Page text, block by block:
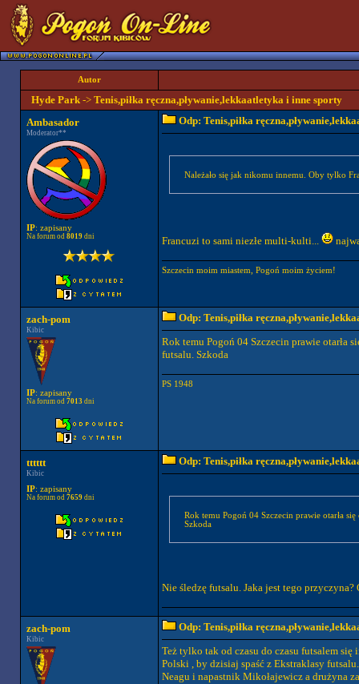
Autor
Hyde Park-> Tenis,piłka ręczna,pływanie,lekkaatletyka i inne sporty
Ambasador
Moderator**
IP: zapisany
Na forum od 8019dni
Odp: Tenis,piłka
Należało się jak nikomu innemu. Oby tylko
Francuzi to sami niezłe multi-kulti...
Szczecin moim miastem, Pogoń moim życiem!
zach-pom
Kibic
IP: zapisany
Na forum od 7013 dni
Odp: Tenis,piłka
Rok temu Pogoń 04 Szczecin prawie otarła
futsalu. Szkoda
PS 1948
tttttt
Kibic
IP: zapisany
Na forum od 7659dni
Odp: Tenis,piłka
Rok temu Pogoń 04 Szczecin prawie otarła
Szkoda
Nie śledzę futsalu. Jaka jest tego przyczyna?
zach-pom
Kibic
Odp: Tenis,piłka
Też tylko tak od czasu do czasu futsalem
Polski , by dzisiaj spaść z Ekstraklasy
Neagu i napastnik Mikołajewicz a drużyna